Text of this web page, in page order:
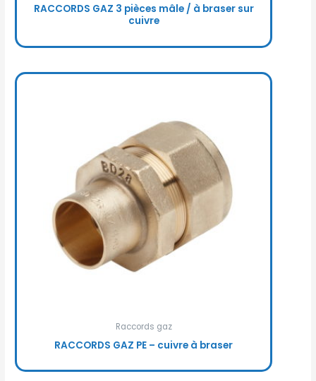
RACCORDS GAZ 3 pièces mâle / à braser sur
cuivre
Raccords gaz
RACCORDS GAZ PE – cuivre à braser